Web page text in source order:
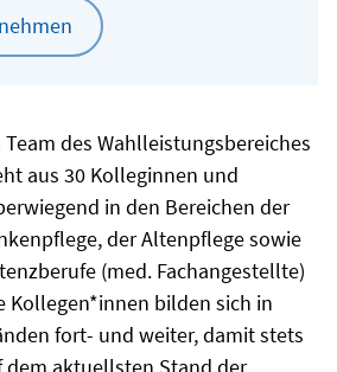
des Wahlleistungsbereiches
aus 30 Kolleginnen und
in den Bereichen der
der Altenpflege sowie
(med. Fachangestellte)
Kollegen*innen bilden sich in
fort- und weiter, damit stets